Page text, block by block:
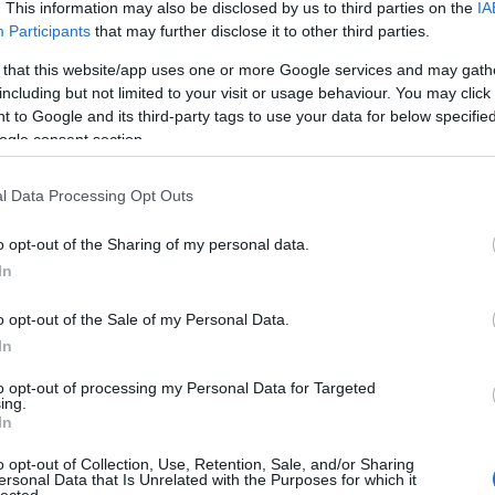
This information may also be disclosed by us to third parties on the
Participants that may further disclose it to other third parties.
that this website/app uses one or more Google services and may
but not limited to your visit or usage behaviour. You may
to Google and its third-party tags to use your data for below
consent section.
Data Processing Opt Outs
opt-out of the Sharing of my personal data.
opt-out of the Sale of my Personal Data.
opt-out of processing my Personal Data for Targeted
opt-out of Collection, Use, Retention, Sale, and/or Sharing
Data that Is Unrelated with the Purposes for which it
cukor
hús
tészta
édes